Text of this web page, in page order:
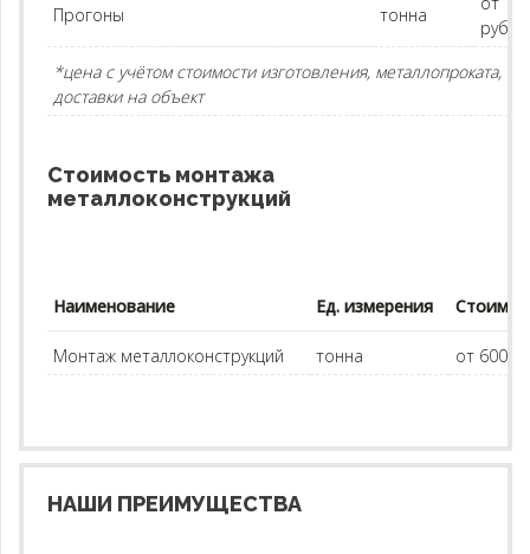
Прогоны тонна
руб.
*цена с учётом стоимости изготовления, металлопроката,
доставки на объект
Стоимость монтажа
металлоконструкций
Наименование Ед. измерения
Монтаж металлоконструкций тонна от
НАШИ ПРЕИМУЩЕСТВА